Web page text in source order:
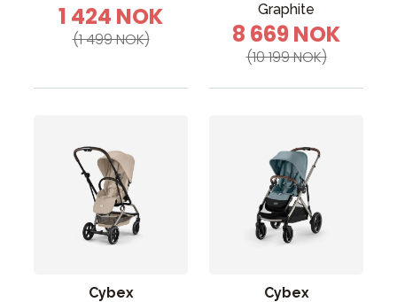
1 424 NOK
(1 499 NOK)
Graphite
8 669 NOK
(10 199 NOK)
Cybex
Cybex